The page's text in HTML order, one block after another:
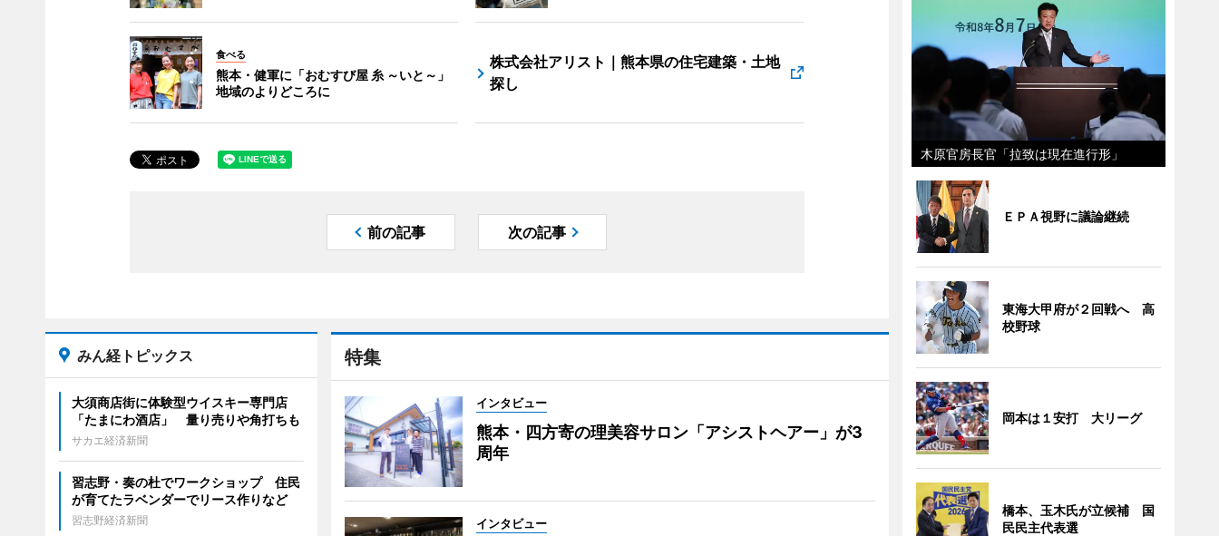
食べる
熊本・健軍に「おむすび屋 糸 ～いと～」
地域のよりどころに
株式会社アリスト｜熊本県の住宅建築・土地
探し
前の記事 次の記事
特集
インタビュー
熊本・四方寄の理美容サロン「アシストヘアー」が3
周年
インタビュー
みん経トピックス
大須商店街に体験型ウイスキー専門店
「たまにわ酒店」 量り売りや角打ちも
サカエ経済新聞
習志野・奏の杜でワークショップ 住民
が育てたラベンダーでリース作りなど
習志野経済新聞
木原官房長官「拉致は現在進行形」
ＥＰＡ視野に議論継続
東海大甲府が２回戦へ 高
校野球
岡本は１安打 大リーグ
橋本、玉木氏が立候補 国
民民主代表選